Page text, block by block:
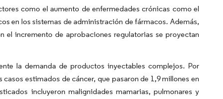
como el aumento de enfermedades crónicas como el
en los sistemas de administración de fármacos. Además,
incremento de aprobaciones regulatorias se proyectan
la demanda de productos inyectables complejos. Por
estimados de cáncer, que pasaron de 1,9 millones en
incluyeron malignidades mamarias, pulmonares y